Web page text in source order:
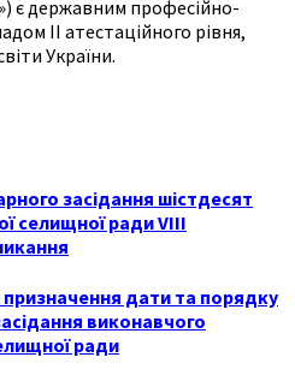
є державним професійно-
ІІ атестаційного рівня,
України.
засідання шістдесят
селищної ради VIII
дати та порядку
виконавчого
ради